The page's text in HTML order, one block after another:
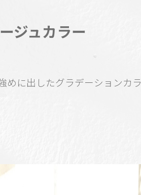
ジュカラー
めに出したグラデーションカラ